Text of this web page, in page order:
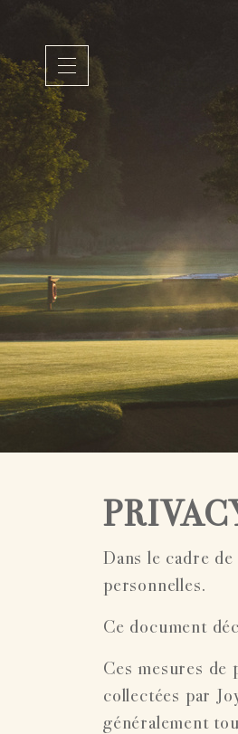
Dans le cadre
personnelles.
Ce document
Ces mesures de
collectées par
généralement